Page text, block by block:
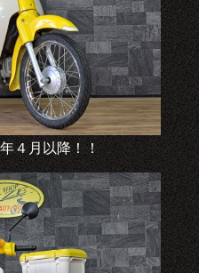
４月以降！！